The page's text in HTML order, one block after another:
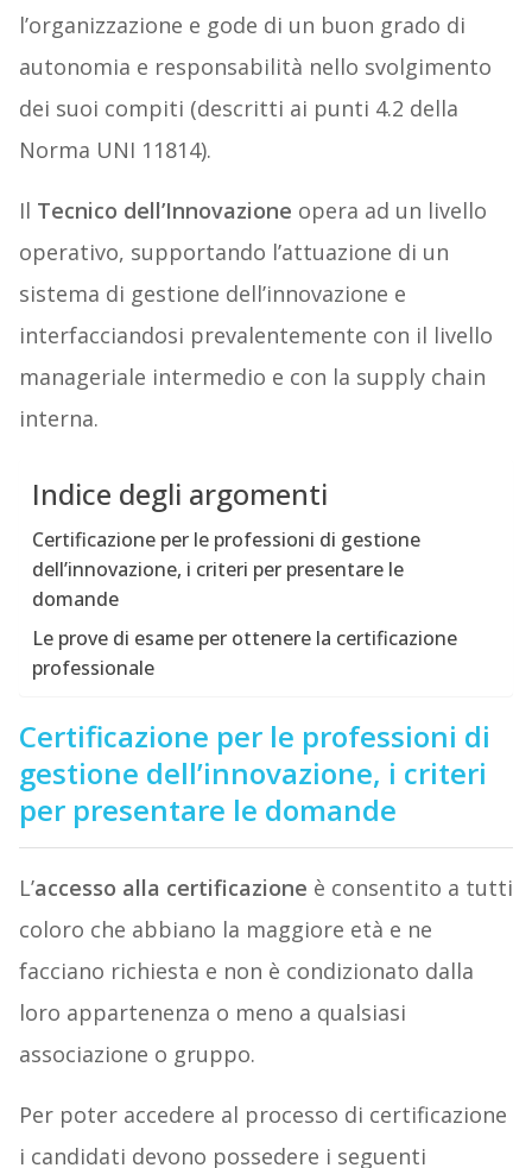
l’organizzazione e gode di un buon grado di
autonomia e responsabilità nello svolgimento
dei suoi compiti (descritti ai punti 4.2 della
Norma UNI 11814).
Il Tecnico dell’Innovazione opera ad un livello
operativo, supportando l’attuazione di un
sistema di gestione dell’innovazione e
interfacciandosi prevalentemente con il livello
manageriale intermedio e con la supply chain
interna.
Indice degli argomenti
Certificazione per le professioni di gestione
dell’innovazione, i criteri per presentare le
domande
Le prove di esame per ottenere la certificazione
professionale
Certificazione per le professioni di
gestione dell’innovazione, i criteri
per presentare le domande
L’accesso alla certificazione è consentito a tutti
coloro che abbiano la maggiore età e ne
facciano richiesta e non è condizionato dalla
loro appartenenza o meno a qualsiasi
associazione o gruppo.
Per poter accedere al processo di certificazione
i candidati devono possedere i seguenti